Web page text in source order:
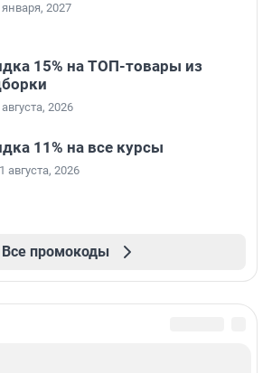
2027
15% на ТОП-товары из
2026
11% на все курсы
августа, 2026
Все промокоды